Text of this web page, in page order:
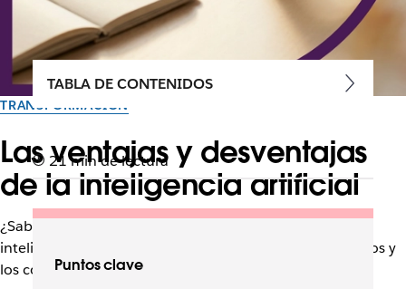
TRANSFORMACIÓN
Las ventajas y desventajas
de la inteligencia artificial
¿Sabes cuáles son las ventajas y desventajas de la
inteligencia artificial? En este artículo detallamos los pros y
los contras de esta tecnología.
TABLA DE CONTENIDOS
21 min de lectura
Puntos clave